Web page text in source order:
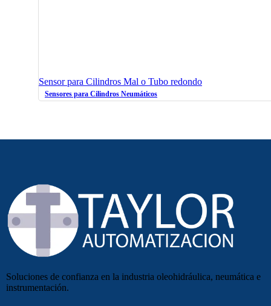
Sensor para Cilindros Mal o Tubo redondo
Sensores para Cilindros Neumáticos
Soluciones de confianza en la industria oleohidráulica, neumática e
instrumentación.